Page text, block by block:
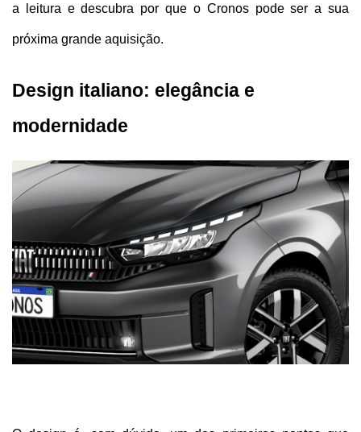
a leitura e descubra por que o Cronos pode ser a sua
próxima grande aquisição.
Design italiano: elegância e
modernidade